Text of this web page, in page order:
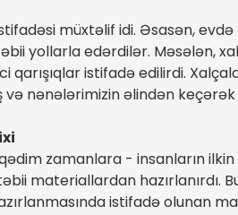
müxtəlif idi. Əsasən,
yollarla edərdilər. Məsələn,
qarışıqlar istifadə edilirdi.
nənələrimizin əlindən
zamanlara - insanların
materiallardan hazırlanırdı.
istifadə olunan